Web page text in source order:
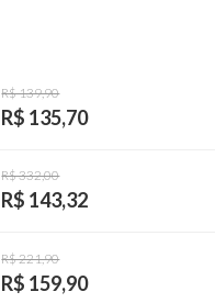
R$ 139,90
R$ 135,70
R$ 332,00
R$ 143,32
R$ 221,90
R$ 159,90